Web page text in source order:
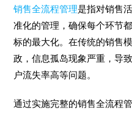
销售全流程管理是指对销售
准化的管理，确保每个环节
标的最大化。在传统的销售
政，信息孤岛现象严重，导
户流失率高等问题。
通过实施完整的销售全流程